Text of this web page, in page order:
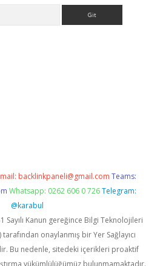
backlinkpaneli@gmail.com Teams:
Whatsapp: 0262 606 0 726 Telegram:
@karabul
Sayılı Kanun gereğince Bilgi Teknolojileri
onaylanmış bir Yer Sağlayıcı
Bu nedenle, sitedeki içerikleri proaktif
yükümlülüğümüz bulunmamaktadır.